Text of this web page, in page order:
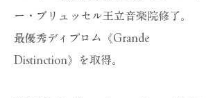
ー・ブリュッセル王立音楽院修了。
最優秀ディプロム《Grande
Distinction》を取得。